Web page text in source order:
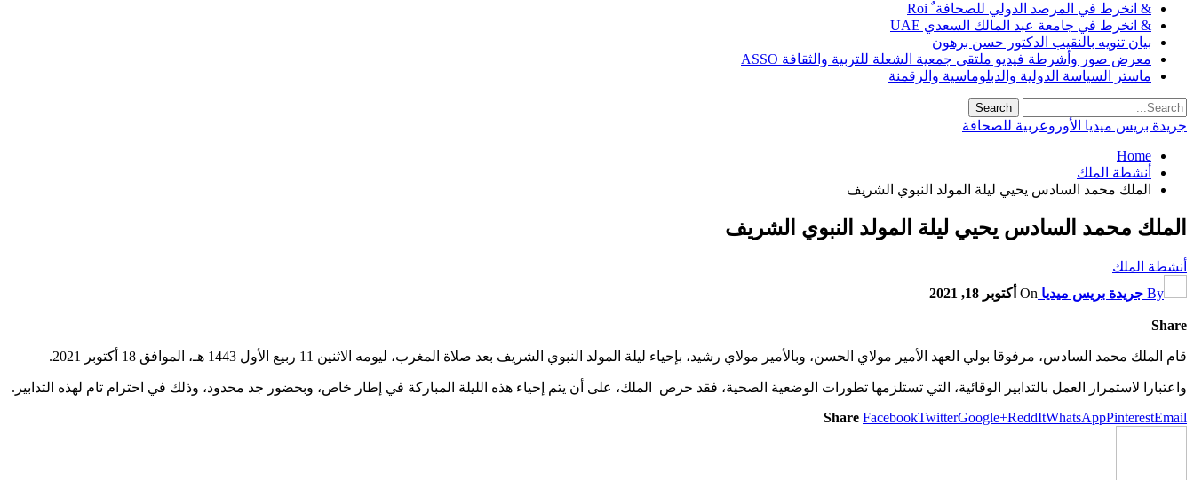
& انخرط في المرصد الدولي للصحافة ٌ Roi
& انخرط في جامعة عبد المالك السعدي UAE
بيان تنويه بالنقيب الدكتور حسن برهون
معرض صور وأشرطة فيديو ملتقى جمعية الشعلة للتربية والثقافة ASSO
ماستر السياسة الدولية والدبلوماسية والرقمنة
جريدة بريس ميديا الأوروعربية للصحافة
Home
أنشطة الملك
الملك محمد السادس يحيي ليلة المولد النبوي الشريف
الملك محمد السادس يحيي ليلة المولد النبوي الشريف
أنشطة الملك
By جريدة بريس ميديا On أكتوبر 18, 2021
Share
قام الملك محمد السادس، مرفوقا بولي العهد الأمير مولاي الحسن، وبالأمير مولاي رشيد، بإحياء ليلة المولد النبوي الشريف بعد صلاة المغرب، ليومه الاثنين 11 ربيع الأول 1443 هـ، الموافق 18 أكتوبر 2021.
واعتبارا لاستمرار العمل بالتدابير الوقائية، التي تستلزمها تطورات الوضعية الصحية، فقد حرص الملك، على أن يتم إحياء هذه الليلة المباركة في إطار خاص، وبحضور جد محدود، وذلك في احترام تام لهذه التدابير.
Share FacebookTwitterGoogle+ReddItWhatsAppPinterestEmail